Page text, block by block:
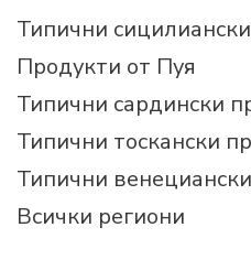
Типични
Продукти от Пуя
Типични сардински
Типични тоскански
Типични
Всички региони